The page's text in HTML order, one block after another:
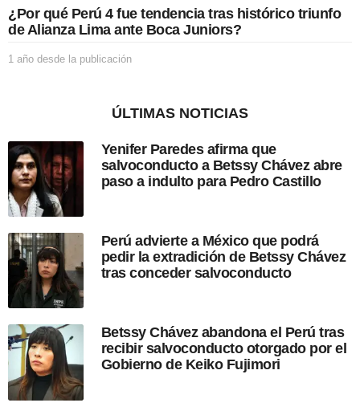
i
c
¿Por qué Perú 4 fue tendencia tras histórico triunfo
de Alianza Lima ante Boca Juniors?
1 año desde la publicación
d
s
d
e
u
b
l
c
i
ó
ÚLTIMAS NOTICIAS
Yenifer Paredes afirma que
salvoconducto a Betssy Chávez abre
paso a indulto para Pedro Castillo
Perú advierte a México que podrá
pedir la extradición de Betssy Chávez
tras conceder salvoconducto
Betssy Chávez abandona el Perú tras
recibir salvoconducto otorgado por el
Gobierno de Keiko Fujimori